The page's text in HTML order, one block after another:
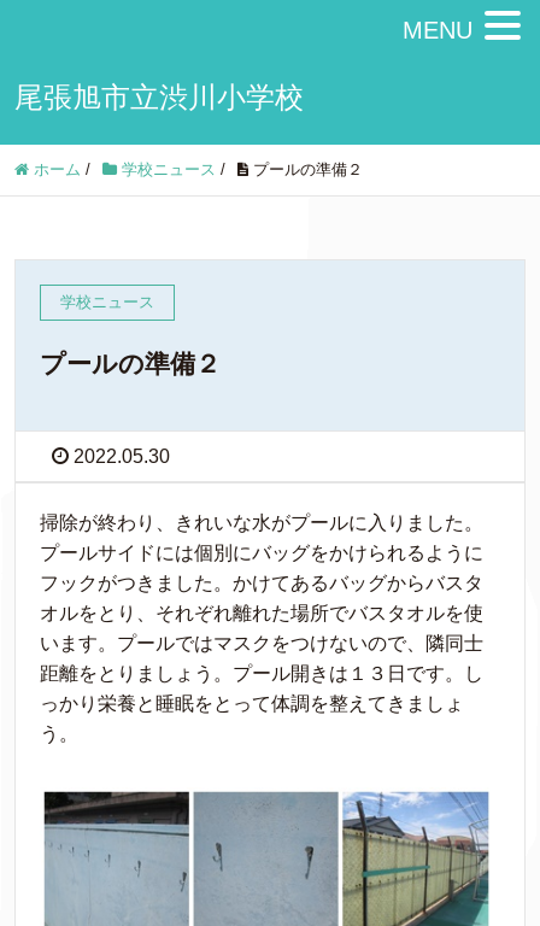
尾張旭市立渋川小学校
ホーム / 学校ニュース / プールの準備２
学校ニュース
プールの準備２
2022.05.30
掃除が終わり、きれいな水がプールに入りました。
プールサイドには個別にバッグをかけられるように
フックがつきました。かけてあるバッグからバスタ
オルをとり、それぞれ離れた場所でバスタオルを使
います。プールではマスクをつけないので、隣同士
距離をとりましょう。プール開きは１３日です。し
っかり栄養と睡眠をとって体調を整えてきましょ
う。
MENU